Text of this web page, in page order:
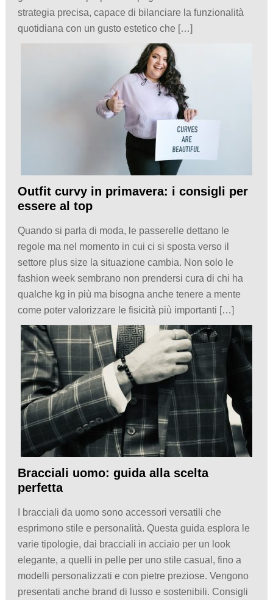
strategia precisa, capace di bilanciare la funzionalità
quotidiana con un gusto estetico che […]
Outfit curvy in primavera: i consigli per
essere al top
Quando si parla di moda, le passerelle dettano le
regole ma nel momento in cui ci si sposta verso il
settore plus size la situazione cambia. Non solo le
fashion week sembrano non prendersi cura di chi ha
qualche kg in più ma bisogna anche tenere a mente
come poter valorizzare le fisicità più importanti […]
Bracciali uomo: guida alla scelta
perfetta
I bracciali da uomo sono accessori versatili che
esprimono stile e personalità. Questa guida esplora le
varie tipologie, dai bracciali in acciaio per un look
elegante, a quelli in pelle per uno stile casual, fino a
modelli personalizzati e con pietre preziose. Vengono
presentati anche brand di lusso e sostenibili. Consigli